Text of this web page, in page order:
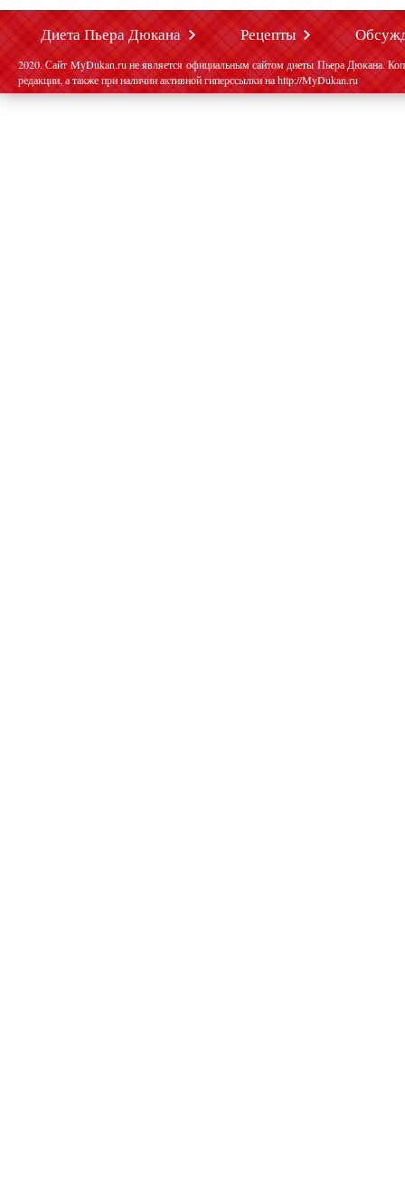
Диета Пьера Дюкана Рецепты
2020. Сайт MyDukan.ru не является официальным сайтом диеты Пьера Дюкана.
редакции, а также при наличии активной гиперссылки на http://MyDukan.ru